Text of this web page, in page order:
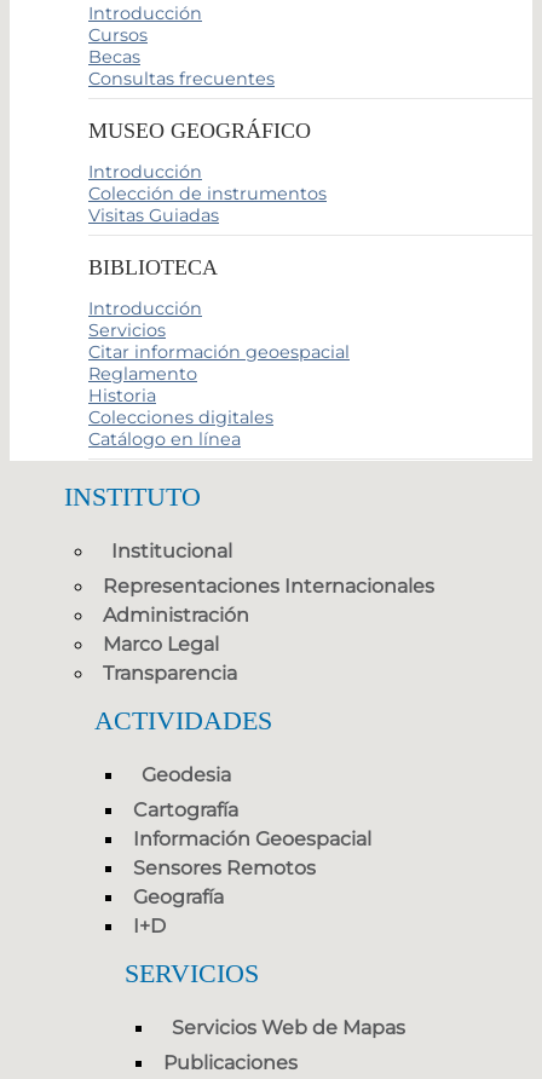
Introducción
Cursos
Becas
Consultas frecuentes
MUSEO GEOGRÁFICO
Introducción
Colección de instrumentos
Visitas Guiadas
BIBLIOTECA
Introducción
Servicios
Citar información geoespacial
Reglamento
Historia
Colecciones digitales
Catálogo en línea
INSTITUTO
Institucional
Representaciones Internacionales
Administración
Marco Legal
Transparencia
ACTIVIDADES
Geodesia
Cartografía
Información Geoespacial
Sensores Remotos
Geografía
I+D
SERVICIOS
Servicios Web de Mapas
Publicaciones